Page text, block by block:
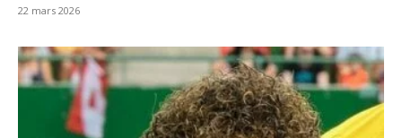
22 mars 2026